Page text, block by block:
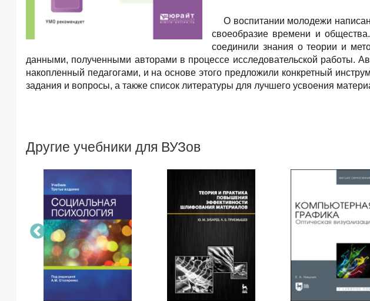
О воспитании молодежи
своеобразие времени и
соединили знания о теории и
данными, полученными авторами в процессе исследовательской работы.
накопленный педагогами, и на основе этого предложили конкретный
задания и вопросы, а также список литературы для лучшего усвоения
Другие учебники для ВУЗов